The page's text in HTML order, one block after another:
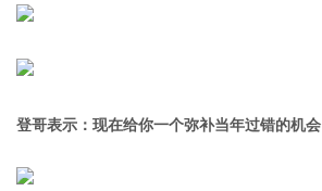
登哥表示：现在给你一个弥补当年过错的机会